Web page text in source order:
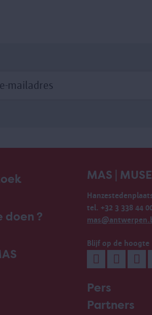
doen ?
MAS |
tel. +32 3 338 44
Blijf op de hoogte
Pers
Partners